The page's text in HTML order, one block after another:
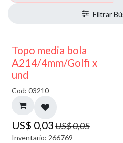
40% DESCUENTO
Topo media bola
A214/4mm/Golfi x
und
Cod: 03210
US$ 0,03US$0,05
Inventario: 266769